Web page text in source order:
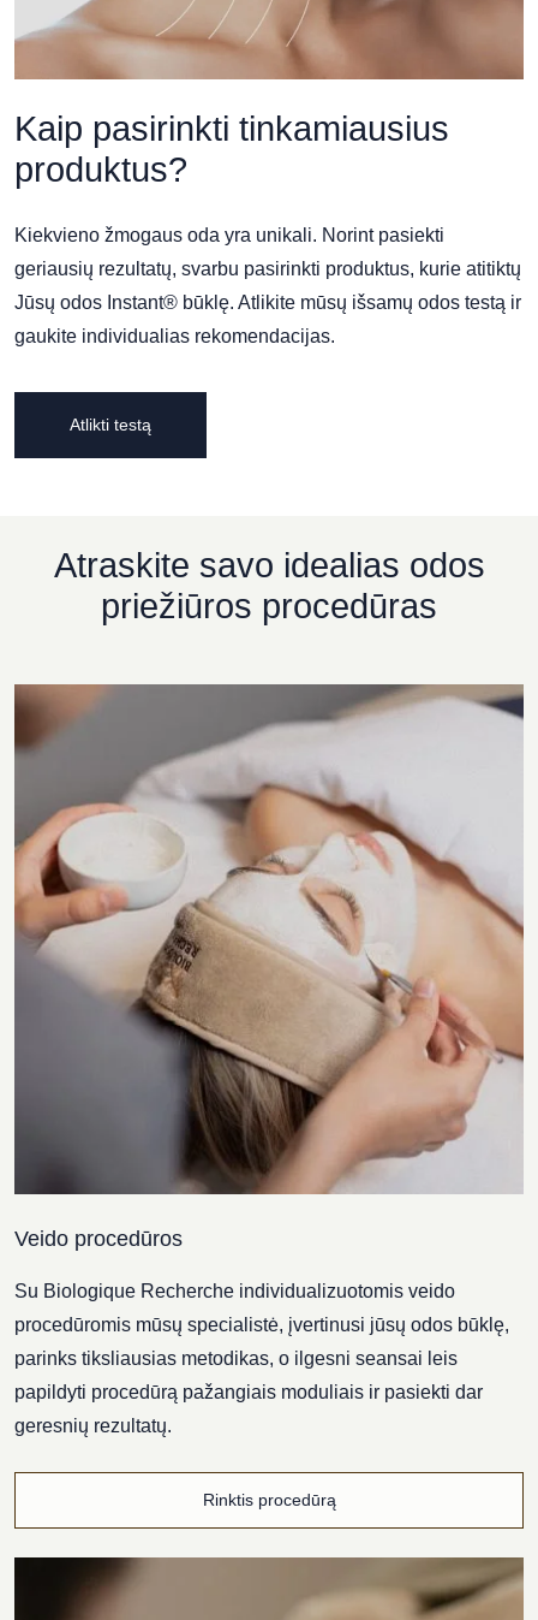
Kaip pasirinkti tinkamiausius
produktus?
Kiekvieno žmogaus oda yra unikali. Norint pasiekti
geriausių rezultatų, svarbu pasirinkti produktus, kurie atitiktų
Jūsų odos Instant® būklę. Atlikite mūsų išsamų odos testą ir
gaukite individualias rekomendacijas.
Atlikti testą
Atraskite savo idealias odos
priežiūros procedūras
Veido procedūros
Su Biologique Recherche individualizuotomis veido
procedūromis mūsų specialistė, įvertinusi jūsų odos būklę,
parinks tiksliausias metodikas, o ilgesni seansai leis
papildyti procedūrą pažangiais moduliais ir pasiekti dar
geresnių rezultatų.
Rinktis procedūrą